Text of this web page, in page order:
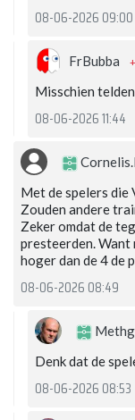
08-06-2026 09:00
FrBubba
Misschien
08-06-2026 11:44
Met de spelers die
Zouden andere
Zeker omdat de
presteerden. Want
hoger dan de 4 de
08-06-2026 08:49
Denk dat de
08-06-2026 08:53